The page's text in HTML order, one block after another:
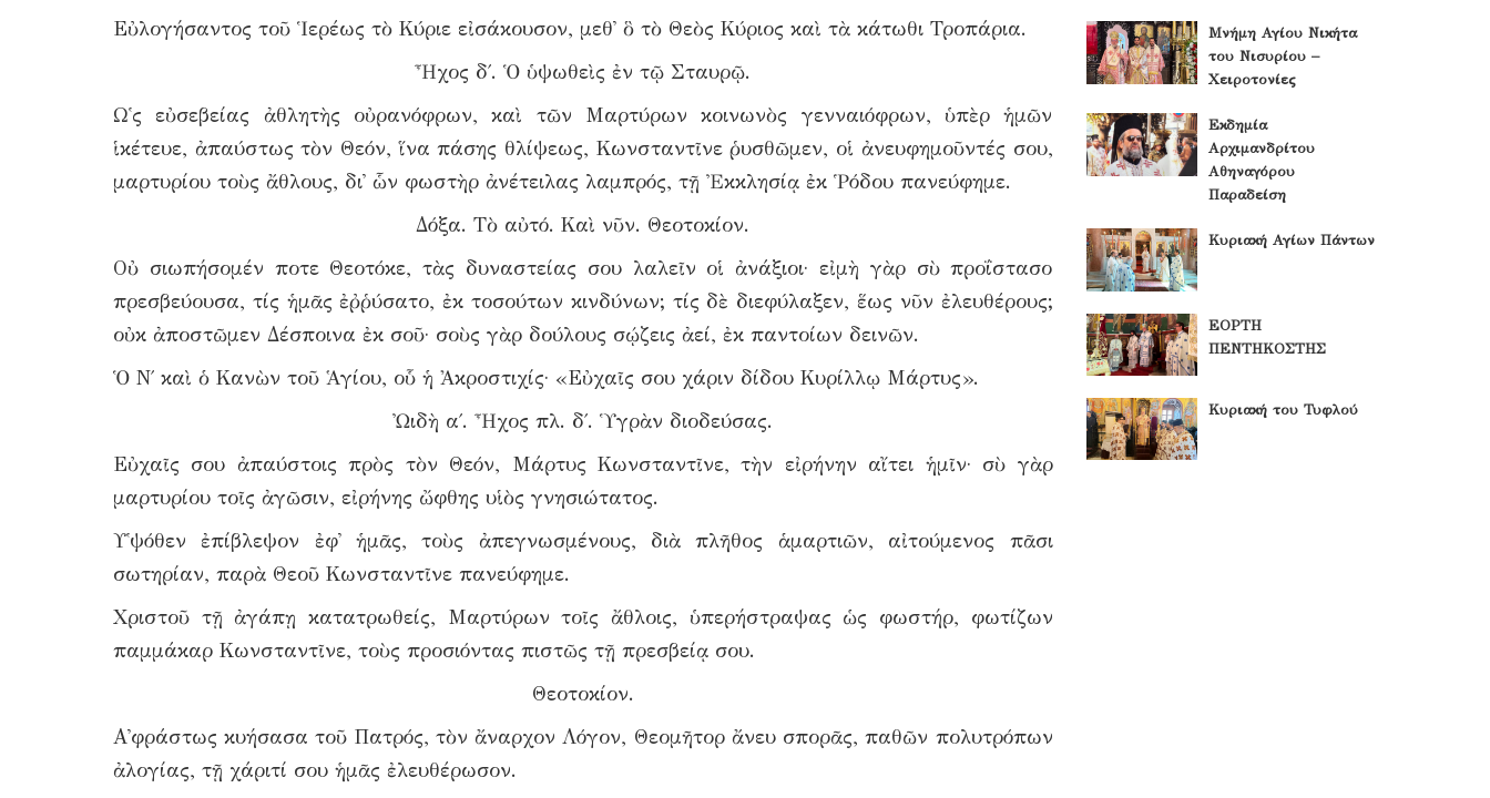
Εὐλογήσαντος τοῦ Ἱερέως τὸ Κύριε εἰσάκουσον, μεθ᾿ ὃ τὸ Θεὸς Κύριος καὶ τὰ κάτωθι Τροπάρια.
Ἦχος δ΄. Ὁ ὑψωθεὶς ἐν τῷ Σταυρῷ.
Ω῾ς εὐσεβείας ἀθλητὴς οὐρανόφρων, καὶ τῶν Μαρτύρων κοινωνὸς γενναιόφρων, ὑπὲρ ἡμῶν
ἱκέτευε, ἀπαύστως τὸν Θεόν, ἵνα πάσης θλίψεως, Κωνσταντῖνε ῥυσθῶμεν, οἱ ἀνευφημοῦντές σου,
μαρτυρίου τοὺς ἄθλους, δι᾿ ὧν φωστὴρ ἀνέτειλας λαμπρός, τῇ Ἐκκλησίᾳ ἐκ Ῥόδου πανεύφημε.
Δόξα. Τὸ αὐτό. Καὶ νῦν. Θεοτοκίον.
Οὐ σιωπήσομέν ποτε Θεοτόκε, τὰς δυναστείας σου λαλεῖν οἱ ἀνάξιοι· εἰμὴ γὰρ σὺ προΐστασο
πρεσβεύουσα, τίς ἡμᾶς ἐῤῥύσατο, ἐκ τοσούτων κινδύνων; τίς δὲ διεφύλαξεν, ἕως νῦν ἐλευθέρους;
οὐκ ἀποστῶμεν Δέσποινα ἐκ σοῦ· σοὺς γὰρ δούλους σῴζεις ἀεί, ἐκ παντοίων δεινῶν.
Ὁ Ν΄ καὶ ὁ Κανὼν τοῦ Ἁγίου, οὗ ἡ Ἀκροστιχίς· «Εὐχαῖς σου χάριν δίδου Κυρίλλῳ Μάρτυς».
Ὠιδὴ α΄. Ἦχος πλ. δ΄. Ὑγρὰν διοδεύσας.
Εὐχαῖς σου ἀπαύστοις πρὸς τὸν Θεόν, Μάρτυς Κωνσταντῖνε, τὴν εἰρήνην αἴτει ἡμῖν· σὺ γὰρ
μαρτυρίου τοῖς ἀγῶσιν, εἰρήνης ὤφθης υἱὸς γνησιώτατος.
Υ῾ψόθεν ἐπίβλεψον ἐφ᾿ ἡμᾶς, τοὺς ἀπεγνωσμένους, διὰ πλῆθος ἁμαρτιῶν, αἰτούμενος πᾶσι
σωτηρίαν, παρὰ Θεοῦ Κωνσταντῖνε πανεύφημε.
Χριστοῦ τῇ ἀγάπῃ κατατρωθείς, Μαρτύρων τοῖς ἄθλοις, ὑπερήστραψας ὡς φωστήρ, φωτίζων
παμμάκαρ Κωνσταντῖνε, τοὺς προσιόντας πιστῶς τῇ πρεσβείᾳ σου.
Θεοτοκίον.
Α᾽φράστως κυήσασα τοῦ Πατρός, τὸν ἄναρχον Λόγον, Θεομῆτορ ἄνευ σπορᾶς, παθῶν πολυτρόπων
ἀλογίας, τῇ χάριτί σου ἡμᾶς ἐλευθέρωσον.
Μνήμη Αγίου Νικήτα
του Νισυρίου –
Χειροτονίες
Εκδημία
Αρχιμανδρίτου
Αθηναγόρου
Παραδείση
Κυριακή Αγίων Πάντων
ΕΟΡΤΗ
ΠΕΝΤΗΚΟΣΤΗΣ
Κυριακή του Τυφλού